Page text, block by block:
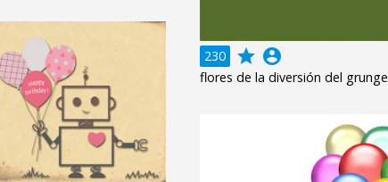
230 grade account_circle
flores de la diversión del grunge